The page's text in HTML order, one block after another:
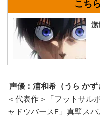
潔
声優：浦和希（うら かず
＜代表作＞「フットサル
ャドウバースF」真壁ス